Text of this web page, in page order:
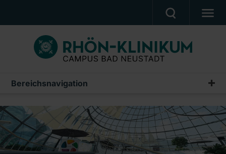
MEDIZIN & PFLEGE
PATIENTEN & BESUCHER
CAMPUS AKADEMIE
AKTUELLES
Bereichsnavigation
Campus Akademie
Ausbildung
Fortbildungen